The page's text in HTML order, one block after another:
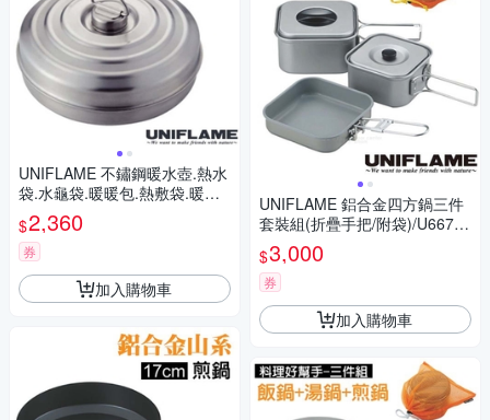
UNIFLAME 不鏽鋼暖水壺.熱水
袋.水龜袋.暖暖包.熱敷袋.暖宮
袋.暖手寶/U679210
$2,360
券
加入購物車
UNIFLAME 鋁合金四方鍋三件
套裝組(折疊手把/附袋)/U66770
$3,000
券
加入購物車